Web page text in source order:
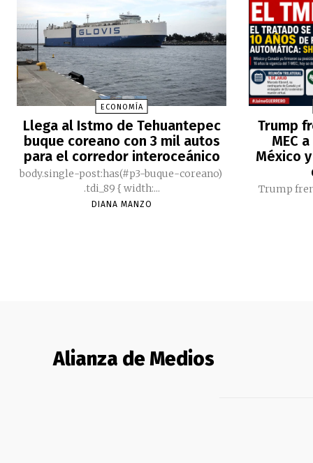
ECONOMÍA
Llega al Istmo de Tehuantepec
buque coreano con 3 mil autos
para el corredor interoceánico
body.single-post:has(#p3-buque-coreano)
.tdi_89 { width:...
DIANA MANZO
Trump
MEC
México
Trump
Alianza de Medios